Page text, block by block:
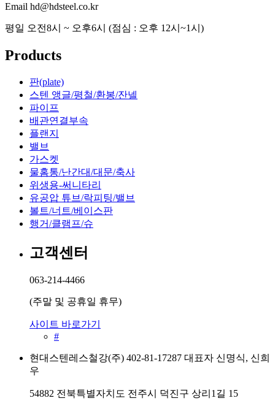
대문/국기봉 부속
부속
크램프 행거 패럴 등
밸브
가스켓
유공압 튜브/락피팅/밸브
튜브
피팅
Email hd@hdsteel.co.kr
평일 오전8시 ~ 오후6시 (점심 : 오후 12시~1시)
Products
판(plate)
스텐 앵글/평철/환봉/잔넬
파이프
배관연결부속
플랜지
밸브
가스켓
물홈통/난간대/대문/축사
위생용-써니타리
유공압 튜브/락피팅/밸브
볼트/너트/베이스판
행거/클램프/슈
고객센터
063-214-4466
(주말 및 공휴일 휴무)
사이트 바로가기
#
현대스텐레스철강(주) 402-81-17287 대표자 신명식, 신희
우
54882 전북특별자치도 전주시 덕진구 상리1길 15